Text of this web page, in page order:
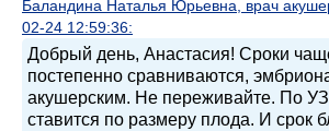
Баландина Наталья Юрьевна, врач
02-24 12:59:36:
Добрый день, Анастасия! Сроки
постепенно сравниваются,
акушерским. Не переживайте. По
ставится по размеру плода. И срок